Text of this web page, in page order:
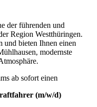
der führenden und
Region Westthüringen.
und bieten Ihnen einen
modernste
ab sofort einen
(m/w/d)